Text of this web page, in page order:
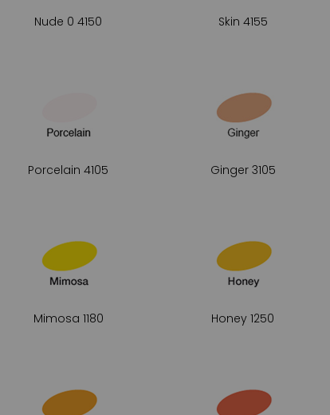
Nude 0 4150 Skin 4155
Porcelain 4105 Ginger 3105
Mimosa 1180 Honey 1250